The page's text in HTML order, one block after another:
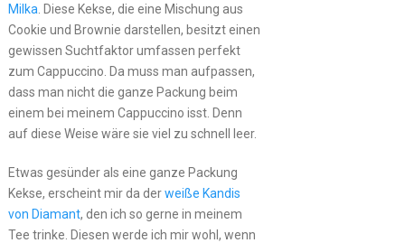
Milka . Diese Kekse, die eine Mischung aus
Cookie und Brownie darstellen, besitzt einen
gewissen Suchtfaktor umfassen perfekt
zum Cappuccino. Da muss man aufpassen,
dass man nicht die ganze Packung beim
einem bei meinem Cappuccino isst. Denn
auf diese Weise wäre sie viel zu schnell leer.
Etwas gesünder als eine ganze Packung
Kekse, erscheint mir da derweiße Kandis
von Diamant, den ich so gerne in meinem
Tee trinke. Diesen werde ich mir wohl, wenn